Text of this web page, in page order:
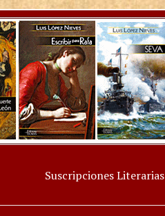
Suscripciones Literarias